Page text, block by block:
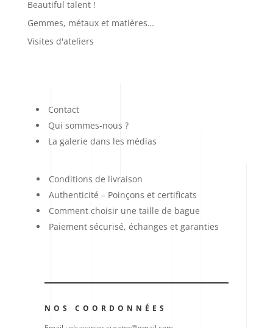
Beautiful talent !
Gemmes, métaux et matières…
Visites d'ateliers
Contact
Qui sommes-nous ?
La galerie dans les médias
Conditions de livraison
Authenticité – Poinçons et certificats
Comment choisir une taille de bague
Paiement sécurisé, échanges et garanties
NOS COORDONNÉES